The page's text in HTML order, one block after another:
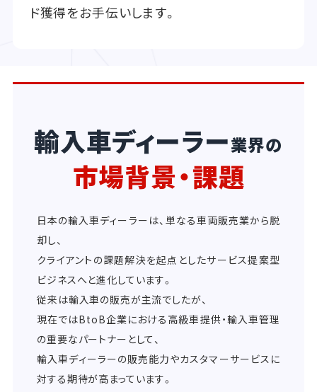
ド獲得をお手伝いします。
輸入車ディーラー業界の
市場背景・課題
日本の輸入車ディーラーは、単なる車両販売業から脱
却し、
クライアントの課題解決を起点としたサービス提案型
ビジネスへと進化しています。
従来は輸入車の販売が主流でしたが、
現在ではBtoB企業における高級車提供・輸入車管理
の重要なパートナーとして、
輸入車ディーラーの販売能力やカスタマーサービスに
対する期待が高まっています。